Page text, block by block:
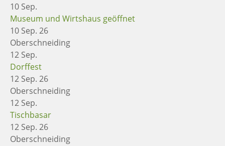
10 Sep.
Museum und Wirtshaus geöffnet
10 Sep. 26
Oberschneiding
12 Sep.
Dorffest
12 Sep. 26
Oberschneiding
12 Sep.
Tischbasar
12 Sep. 26
Oberschneiding